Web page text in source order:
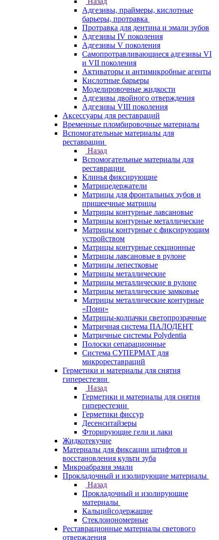
Адгезивы, праймеры, кислотные
барьеры, протравка
Протравка для дентина и эмали зубов
Адгезивы IV поколения
Адгезивы V поколения
Самопротравливающиеся адгезивы VI
и VII поколения
Активаторы и антимикробные агенты
Кислотные барьеры
Моделировочные жидкости
Адгезивы двойного отверждения
Адгезивы VIII поколения
Аксессуары для реставраций
Временные пломбировочные материалы
Вспомогательные материалы для
реставрации
Назад
Вспомогательные материалы для
реставрации
Клинья фиксирующие
Матрицедержатели
Матрицы для фронтальных зубов и
пришеечные матрицы
Матрицы контурные лавсановые
Матрицы контурные металлические
Матрицы контурные с фиксирующим
устройством
Матрицы контурные секционные
Матрицы лавсановые в рулоне
Матрицы лепестковые
Матрицы металлические
Матрицы металлические в рулоне
Матрицы металлические замковые
Матрицы металлические контурные
«Пони»
Матрицы-колпачки светопрозрачные
Матричная система ПАЛОДЕНТ
Матричные системы Polydentia
Полоски сепарационные
Система СУПЕРМАТ для
микрореставраций
Герметики и материалы для снятия
гиперестезии
Назад
Герметики и материалы для снятия
гиперестезии
Герметики фиссур
Десенситайзеры
Фторирующие гели и лаки
Жидкотекучие
Материалы для фиксации штифтов и
восстановления культи зуба
Микроабразия эмали
Прокладочный и изолирующие материалы
Назад
Прокладочный и изолирующие
материалы
Кальцийсодержащие
Стеклоиономерные
Реставрационные материалы светового
отверждения